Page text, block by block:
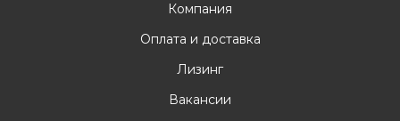
Компания
Оплата и доставка
Лизинг
Вакансии